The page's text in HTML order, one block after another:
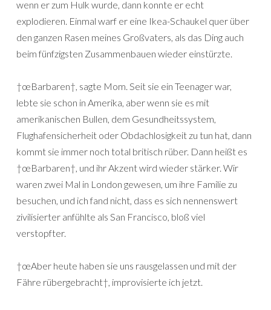
wenn er zum Hulk wurde, dann konnte er echt
explodieren. Einmal warf er eine Ikea-Schaukel quer über
den ganzen Rasen meines Großvaters, als das Ding auch
beim fünfzigsten Zusammenbauen wieder einstürzte.
†œBarbaren†, sagte Mom. Seit sie ein Teenager war,
lebte sie schon in Amerika, aber wenn sie es mit
amerikanischen Bullen, dem Gesundheitssystem,
Flughafensicherheit oder Obdachlosigkeit zu tun hat, dann
kommt sie immer noch total britisch rüber. Dann heißt es
†œBarbaren†, und ihr Akzent wird wieder stärker. Wir
waren zwei Mal in London gewesen, um ihre Familie zu
besuchen, und ich fand nicht, dass es sich nennenswert
zivilisierter anfühlte als San Francisco, bloß viel
verstopfter.
†œAber heute haben sie uns rausgelassen und mit der
Fähre rübergebracht†, improvisierte ich jetzt.